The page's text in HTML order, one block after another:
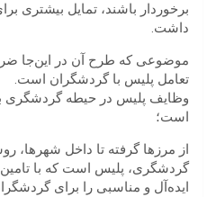
برخوردار باشند، تمایل بیشتری
داشت.
موضوعی که طرح آن در این‌جا
تعامل پلیس با گردشگران است.
وظایف پلیس در حیطه گردشگری
است؛
از مرزها گرفته تا داخل شهرها،
گردشگری، پلیس است که با
ایده‌آل و مناسبی را برای